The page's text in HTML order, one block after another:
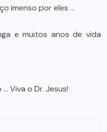
imenso por eles …
e muitos anos de vida
Viva o Dr. Jesus!